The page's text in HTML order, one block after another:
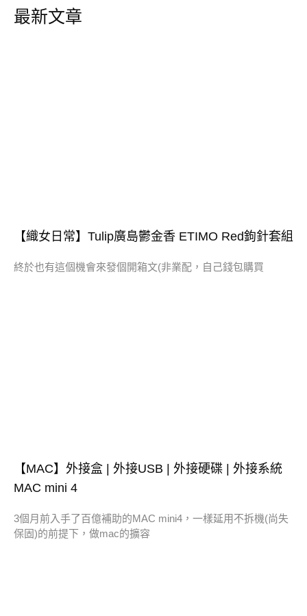
最新文章
【織女日常】Tulip廣島鬱金香 ETIMO Red鉤針套組
終於也有這個機會來發個開箱文(非業配，自己錢包購買
【MAC】外接盒 | 外接USB | 外接硬碟 | 外接系統
MAC mini 4
3個月前入手了百億補助的MAC mini4，一樣延用不拆機(尚失
保固)的前提下，做mac的擴容